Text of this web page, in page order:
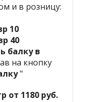
и в розницу:
10
40
балку в
на кнопку
"
от 1180 руб.